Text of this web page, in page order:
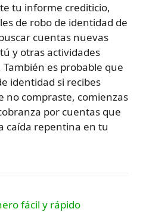
tu informe crediticio,
de robo de identidad de
cuentas nuevas
y otras actividades
es probable que
identidad si recibes
no compraste, comienzas
por cuentas que
caída repentina en tu